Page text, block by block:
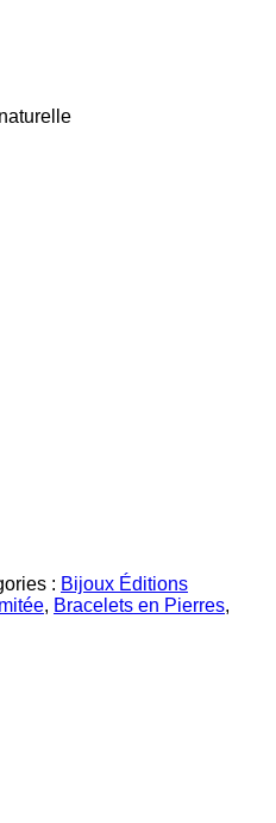
: Bijoux Éditions
, Bracelets en Pierres,